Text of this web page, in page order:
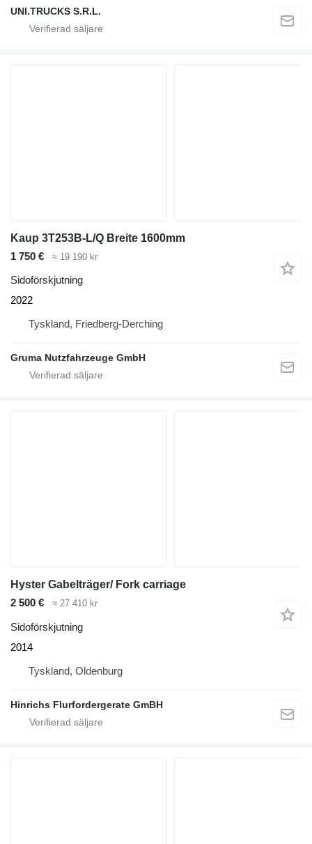
UNI.TRUCKS S.R.L.
Kaup 3T253B-L/Q Breite 1600mm
1 750 €
≈ 19 190 kr
Sidoförskjutning
2022
Tyskland, Friedberg-Derching
Gruma Nutzfahrzeuge GmbH
Hyster Gabelträger/ Fork carriage
2 500 €
≈ 27 410 kr
Sidoförskjutning
2014
Tyskland, Oldenburg
Hinrichs Flurfordergerate GmBH